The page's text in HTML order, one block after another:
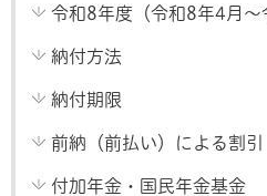
令和8年度（令和8年4月
納付方法
納付期限
前納（前払い）による割引
付加年金・国民年金基金